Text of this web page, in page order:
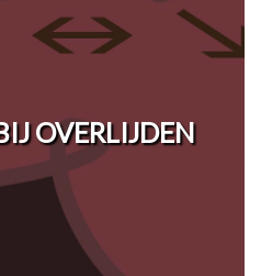
OVERLIJDEN